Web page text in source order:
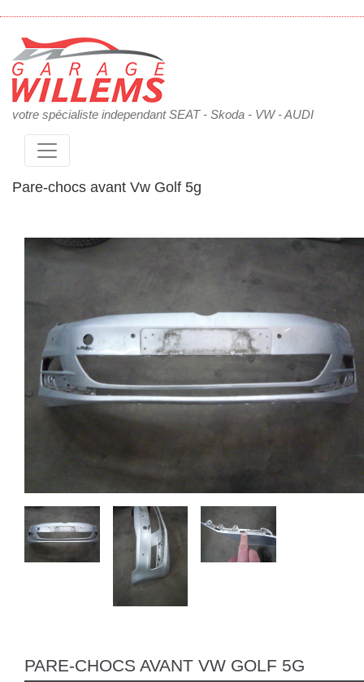
votre spécialiste independant SEAT - Skoda - VW - AUDI
Pare-chocs avant Vw Golf 5g
PARE-CHOCS AVANT VW GOLF 5G